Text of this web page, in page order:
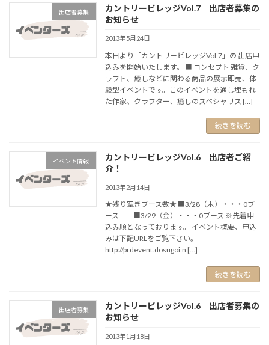
出店者募集
カントリービレッジVol.7 出店者募集の
お知らせ
2013年5月24日
本日より「カントリービレッジVol.7」の 出店申
込みを開始いたします。 ■ コンセプト 雑貨、ク
ラフト、癒しなどに関わる商品の展示即売、体
験型イベントです。このイベントを通し埋もれ
た作家、クラフター、癒しのスペシャリス […]
続きを読む
イベント情報
カントリービレッジVol.6 出店者ご紹
介！
2013年2月14日
★残り空きブース数★ ■3/28（木）・・・0ブ
ース ■3/29（金）・・・0ブース ※先着申
込み順となっております。 イベント概要、申込
みは下記URLをご覧下さい。
http://prdevent.dosugoi.n […]
続きを読む
出店者募集
カントリービレッジVol.6 出店者募集の
お知らせ
2013年1月18日